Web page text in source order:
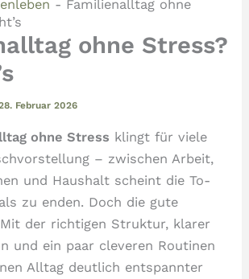
- Familienalltag ohne
ohne Stress?
Februar 2026
ohne Stress klingt für viele
– zwischen Arbeit,
und Haushalt scheint die To-
zu enden. Doch die gute
der richtigen Struktur, klarer
und ein paar cleveren Routinen
Alltag deutlich entspannter